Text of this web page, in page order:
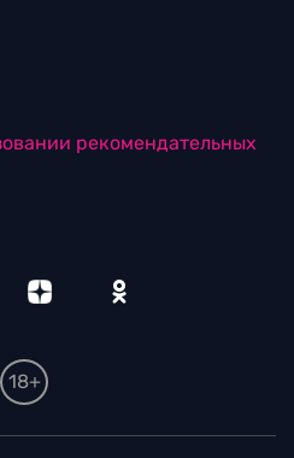
рекомендательных
18+